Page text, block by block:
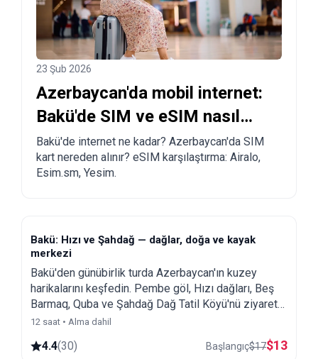
23 Şub 2026
Azerbaycan'da mobil internet:
Bakü'de SIM ve eSIM nasıl
alınır?
Bakü'de internet ne kadar? Azerbaycan'da SIM
kart nereden alınır? eSIM karşılaştırma: Airalo,
Esim.sm, Yesim.
Bakü: Hızı ve Şahdağ — dağlar, doğa ve kayak
merkezi
Bakü'den günübirlik turda Azerbaycan'ın kuzey
harikalarını keşfedin. Pembe göl, Hızı dağları, Beş
Barmaq, Quba ve Şahdağ Dağ Tatil Köyü'nü ziyaret
edin.
12 saat • Alma dahil
4.4(30) Başlangıç$17$13